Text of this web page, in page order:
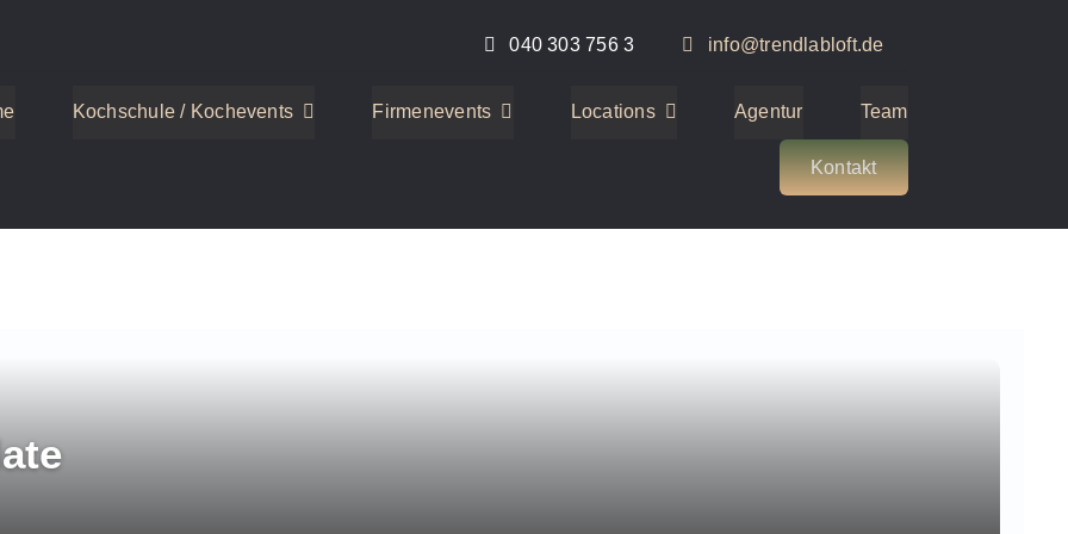
040 303 756 3 info@trendlabloft.de
Kochschule / Kochevents Firmenevents Locations Agentur Team
Kontakt